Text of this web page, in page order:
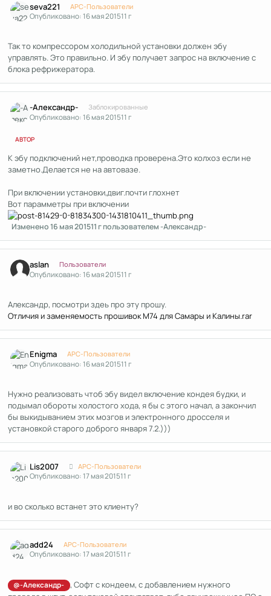
seva221 APC-Пользователи
Опубликовано:16 мая 201511 г
Так то компрессором холодильной установки должен эбу
управлять. Это правильно. И эбу получает запрос на включение с
блока рефрижератора.
-Александр- Заблокированные
Опубликовано:16 мая 201511 г
АВТОР
К эбу подключений нет,проводка проверена.Это колхоз если не
заметно.Делается не на автовазе.
При включении установки,двиг.почти глохнет
Вот парамметры при включении
Изменено16 мая 201511 гпользователем -Александр-
aslan Пользователи
Опубликовано:16 мая 201511 г
Александр, посмотри здеь про эту прошу.
Отличия и заменяемость прошивок М74 для Самары и Калины.rar
Enigma APC-Пользователи
Опубликовано:16 мая 201511 г
Нужно реализовать чтоб эбу видел включение кондея будки, и
подымал обороты холостого хода, я бы с этого начал, а закончил
бы выкидыванием этих мозгов и электронного дросселя и
установкой старого доброго января 7.2.)))
Lis2007 APC-Пользователи
Опубликовано:17 мая 201511 г
и во сколько встанет это клиенту?
add24 APC-Пользователи
Опубликовано:17 мая 201511 г
@-Александр-
, Софт с кондеем, с добавлением нужного